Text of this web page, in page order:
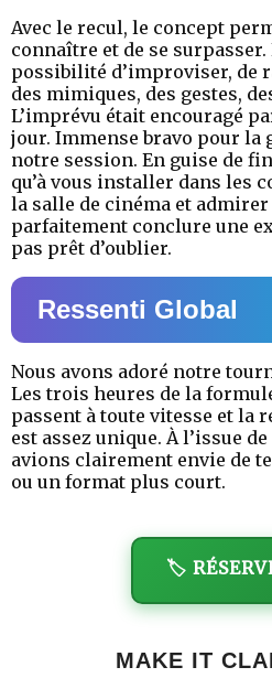
Avec le recul, le concept
connaître et de se
possibilité d’improviser, de
des mimiques, des gestes,
L’imprévu était encouragé
jour. Immense bravo pour la
notre session. En guise de
qu’à vous installer dans les
la salle de cinéma et
parfaitement conclure une
pas prêt d’oublier.
Ressenti Global
Nous avons adoré notre
Les trois heures de la
passent à toute vitesse et la
est assez unique. À l’issue
avions clairement envie de
ou un format plus court.
🏷️
MAKE IT